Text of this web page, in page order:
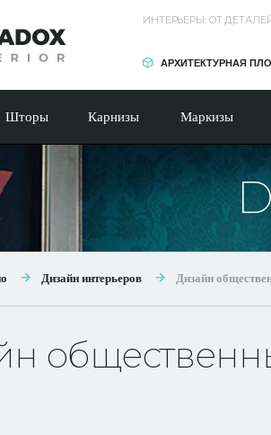
ИНТЕРЬЕРЫ: ОТ
АРХИТЕКТУРНАЯ
Шторы Карнизы Маркизы
Дизайн интерьеров Дизайн